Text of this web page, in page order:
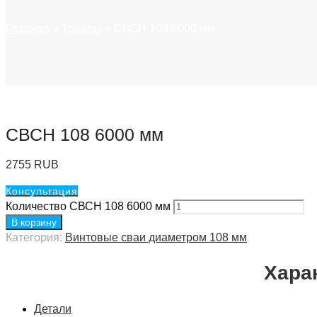
СВСН 108 6000 мм
2755 RUB
Консультация
Количество СВСН 108 6000 мм
В корзину
Категория: Винтовые сваи диаметром 108 мм
Детали